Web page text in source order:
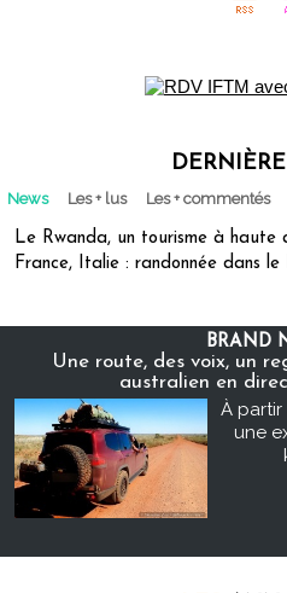
DERNIÈRE
News Les + lus Les + commentés
Le Rwanda, un tourisme à haute
France, Italie : randonnée dans
BRAND
Une route, des voix, un
australien en
À partir
une